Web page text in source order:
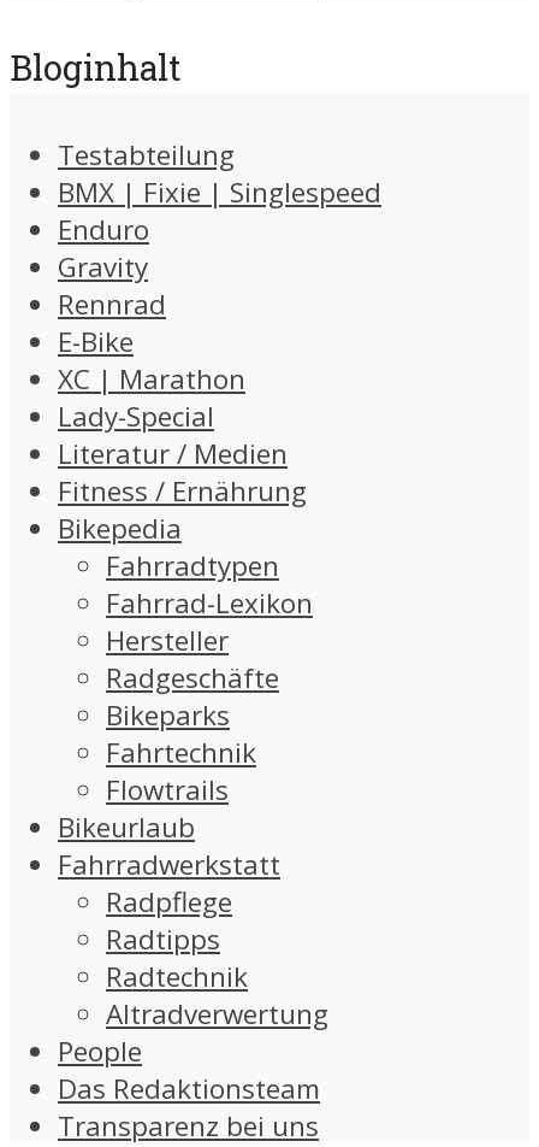
Bloginhalt
Testabteilung
BMX | Fixie | Singlespeed
Enduro
Gravity
Rennrad
E-Bike
XC | Marathon
Lady-Special
Literatur / Medien
Fitness / Ernährung
Bikepedia
Fahrradtypen
Fahrrad-Lexikon
Hersteller
Radgeschäfte
Bikeparks
Fahrtechnik
Flowtrails
Bikeurlaub
Fahrradwerkstatt
Radpflege
Radtipps
Radtechnik
Altradverwertung
People
Das Redaktionsteam
Transparenz bei uns